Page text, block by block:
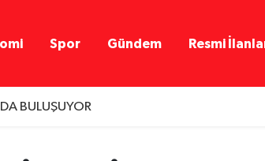
Spor Gündem Resmi
BULUŞUYOR